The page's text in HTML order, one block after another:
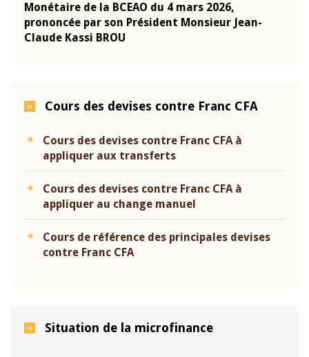
Monétaire de la BCEAO du 4 mars 2026,
prononcée par son Président Monsieur Jean-
Claude Kassi BROU
Cours des devises contre Franc CFA
Cours des devises contre Franc CFA à
appliquer aux transferts
Cours des devises contre Franc CFA à
appliquer au change manuel
Cours de référence des principales devises
contre Franc CFA
Situation de la microfinance